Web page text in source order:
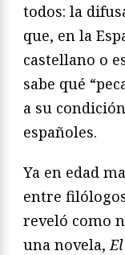
todos: la
que, en la
castellano o
sabe qué
a su
españoles.
Ya en edad
entre
reveló como
una novela,